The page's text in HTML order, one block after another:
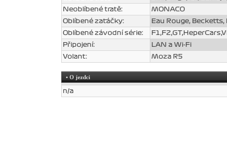
Neoblíbené tratě:
MONACO
Oblíbené zatáčky:
Eau Rouge, Becketts,
Oblíbené závodní série:
Připojení:
LAN a Wi-Fi
Volant:
Moza R5
• O jezdci
n/a